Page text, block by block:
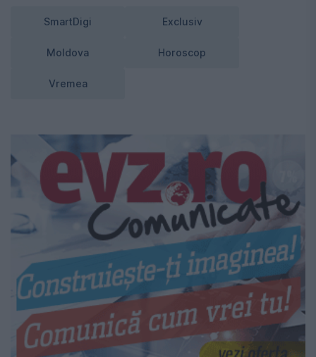
SmartDigi Exclusiv
Moldova Horoscop
Vremea